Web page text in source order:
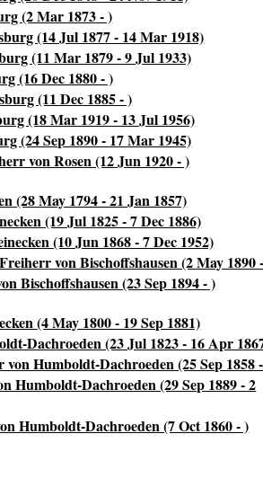
(2 Mar 1873 - )
(14 Jul 1877 - 14 Mar 1918)
(11 Mar 1879 - 9 Jul 1933)
(16 Dec 1880 - )
(11 Dec 1885 - )
(18 Mar 1919 - 13 Jul 1956)
(24 Sep 1890 - 17 Mar 1945)
von Rosen (12 Jun 1920 - )
(28 May 1794 - 21 Jan 1857)
(19 Jul 1825 - 7 Dec 1886)
(10 Jun 1868 - 7 Dec 1952)
von Bischoffshausen (2 May 1890
Bischoffshausen (23 Sep 1894 - )
(4 May 1800 - 19 Sep 1881)
Dachroeden (23 Jul 1823 - 16 Apr
Humboldt-Dachroeden (25 Sep 1858
Humboldt-Dachroeden (29 Sep 1889 - 2
Humboldt-Dachroeden (7 Oct 1860 - )